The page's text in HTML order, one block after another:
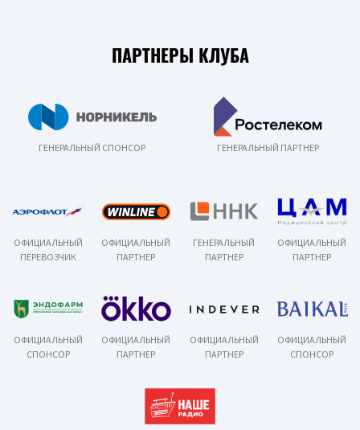
ПАРТНЕРЫ КЛУБА
ГЕНЕРАЛЬНЫЙ СПОНСОР ГЕНЕРАЛЬНЫЙ ПАРТНЕР
ОФИЦИАЛЬНЫЙ
ПЕРЕВОЗЧИК
ОФИЦИАЛЬНЫЙ
ПАРТНЕР
ГЕНЕРАЛЬНЫЙ
ПАРТНЕР
ОФИЦИАЛЬНЫЙ
ПАРТНЕР
ОФИЦИАЛЬНЫЙ
СПОНСОР
ОФИЦИАЛЬНЫЙ
ПАРТНЕР
ОФИЦИАЛЬНЫЙ
ПАРТНЕР
ОФИЦИАЛЬНЫЙ
СПОНСОР